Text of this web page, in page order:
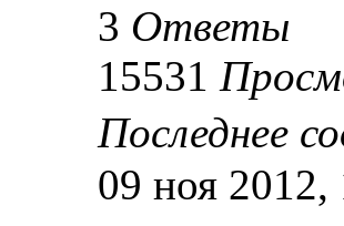
3 Ответы
15531
Последнее
09 ноя 2012,